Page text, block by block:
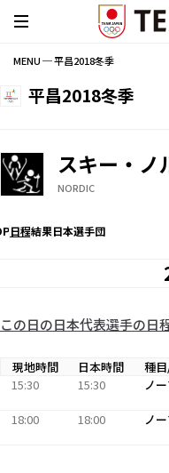
MENU ─ 平昌2018冬季
平昌2018冬季
スキー・ノ
NORDIC
日程結果日本選手団
この日の日本代表選手の日
現地時間 日本時間 種
15:30
15:30 ノ
18:00
18:00 ノ